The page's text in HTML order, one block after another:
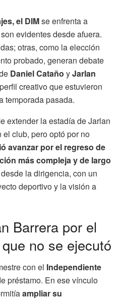
el DIMse enfrenta a
evidentes desde afuera.
otras, como la elección
probado, generan debate
Daniel Cataño yJarlan
creativo que estuvieron
temporada pasada.
extender la estadía de Jarlan
el club, pero optó por no
avanzar por el regreso de
más compleja y de largo
la dirigencia, con un
deportivo y la visión a
Barrera por el
no se ejecutó
con el Independiente
préstamo. En ese vínculo
ampliar su